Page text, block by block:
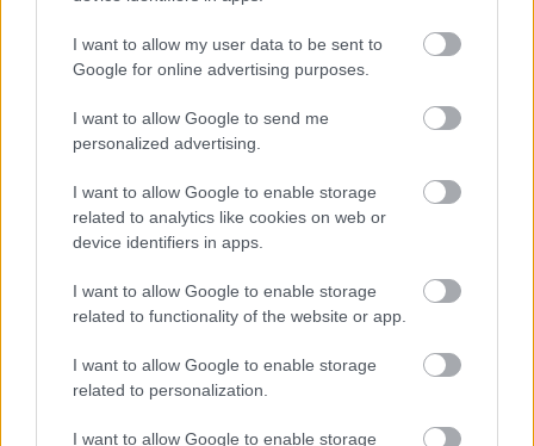
I want to allow my user data to be sent to
Google for online advertising purposes.
I want to allow Google to send me
personalized advertising.
I want to allow Google to enable storage
related to analytics like cookies on web or
device identifiers in apps.
I want to allow Google to enable storage
related to functionality of the website or app.
I want to allow Google to enable storage
related to personalization.
I want to allow Google to enable storage
Η εορτή της Μεταμόρφωσης στον Ψαθόπυργο ΦΩΤΟ